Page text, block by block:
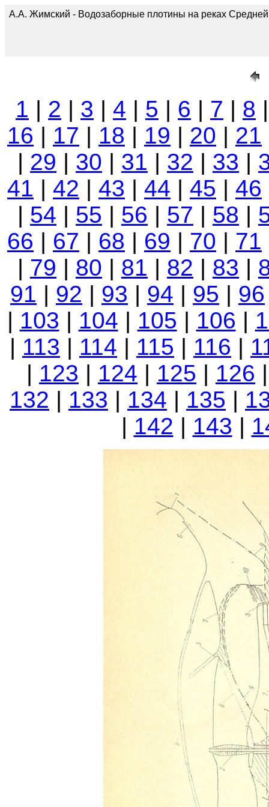
А.А. Жимский - Водозаборные плотины на реках
1 | 2 | 3 | 4 | 5 | 6 | 7 | 8
16 | 17 | 18 | 19 | 20 | 21
| 29 | 30 | 31 | 32 | 33 |
41 | 42 | 43 | 44 | 45 | 46
| 54 | 55 | 56 | 57 | 58 |
66 | 67 | 68 | 69 | 70 | 71
| 79 | 80 | 81 | 82 | 83 |
91 | 92 | 93 | 94 | 95 | 96
| 103 | 104 | 105 | 106 |
| 113 | 114 | 115 | 116 |
| 123 | 124 | 125 | 126
132 | 133 | 134 | 135 |
| 142 | 143 |